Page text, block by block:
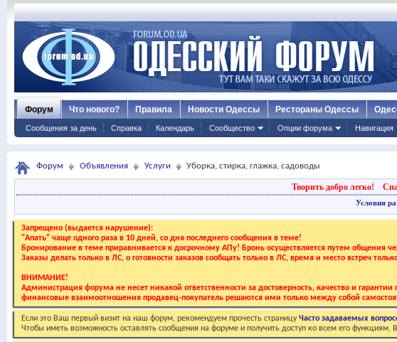
Форум
Сообщения за день Справка Календарь Сообщество Опции форума Навигация
Что нового? Правила Новости Одессы Рестораны Одессы
Форум Объявления Услуги Уборка, стирка, глажка, садоводы
Творить добро легко!
Условия
Запрещено (выдается нарушение):
"Апать" чаще одного раза в 10 дней, со дня последнего сообщения в теме!
Бронирование в теме приравнивается к досрочному АПу! Бронь осуществляется путем общения
Заказы делать только в ЛС, о готовности заказов сообщать только в ЛС, время и место встреч
ВНИМАНИЕ!
Администрация форума не несет никакой ответственности за достоверность, качество и
финансовые взаимоотношения продавец-покупатель решаются ими только между собой
Если это Ваш первый визит на наш форум, рекомендуем прочесть страницуЧасто задаваемых
Чтобы иметь возможность оставлять сообщения на форуме и получить доступ ко всем его функциям,